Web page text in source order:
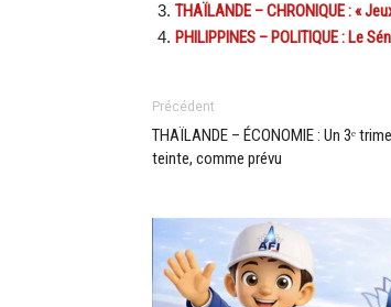
THAÏLANDE – CHRONIQUE : «
PHILIPPINES – POLITIQUE : Le
Précédent
THAÏLANDE – ÉCONOMIE : Un 3ᵉ
teinte, comme prévu